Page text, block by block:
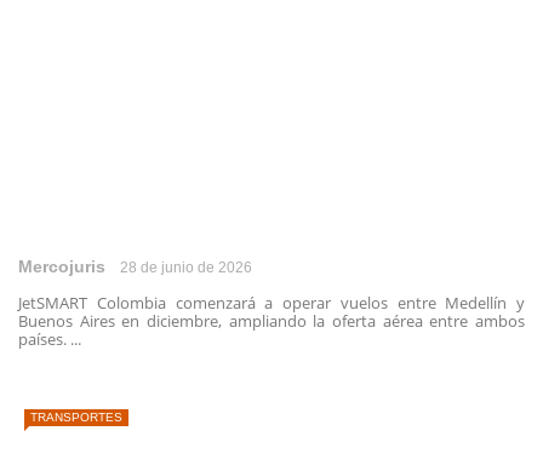
Mercojuris 28 de junio de 2026
JetSMART Colombia comenzará a operar vuelos entre Medellín y
Buenos Aires en diciembre, ampliando la oferta aérea entre ambos
países. ...
TRANSPORTES